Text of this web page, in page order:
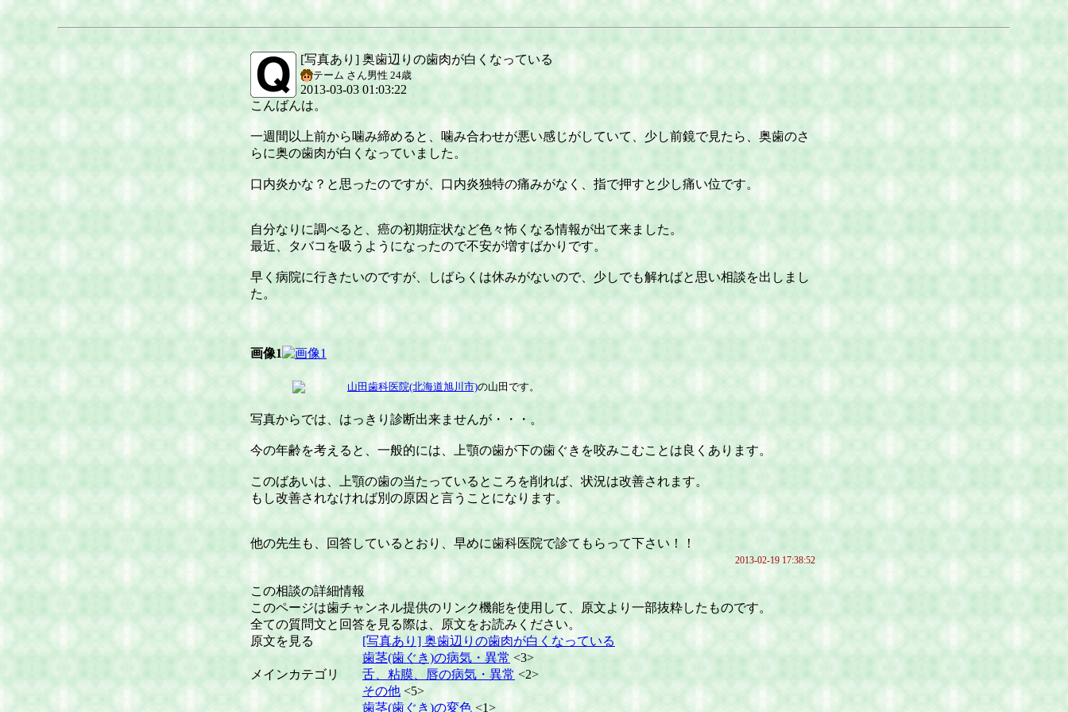
[写真あり] 奥歯辺りの歯肉が白くなっている
テーム さん男性 24歳
2013-03-03 01:03:22
こんばんは。
一週間以上前から噛み締めると、噛み合わせが悪い感じがしていて、少し前鏡で見たら、奥歯のさ
らに奥の歯肉が白くなっていました。
口内炎かな？と思ったのですが、口内炎独特の痛みがなく、指で押すと少し痛い位です。
自分なりに調べると、癌の初期症状など色々怖くなる情報が出て来ました。
最近、タバコを吸うようになったので不安が増すばかりです。
早く病院に行きたいのですが、しばらくは休みがないので、少しでも解ればと思い相談を出しまし
た。
画像1
山田歯科医院(北海道旭川市)の山田です。
写真からでは、はっきり診断出来ませんが・・・。
今の年齢を考えると、一般的には、上顎の歯が下の歯ぐきを咬みこむことは良くあります。
このばあいは、上顎の歯の当たっているところを削れば、状況は改善されます。
もし改善されなければ別の原因と言うことになります。
他の先生も、回答しているとおり、早めに歯科医院で診てもらって下さい！！
2013-02-19 17:38:52
この相談の詳細情報
このページは歯チャンネル提供のリンク機能を使用して、原文より一部抜粋したものです。
全ての質問文と回答を見る際は、原文をお読みください。
原文を見る
[写真あり] 奥歯辺りの歯肉が白くなっている
メインカテゴリ
歯茎(歯ぐき)の病気・異常 <3>
舌、粘膜、唇の病気・異常 <2>
その他 <5>
歯茎(歯ぐき)の変色 <1>